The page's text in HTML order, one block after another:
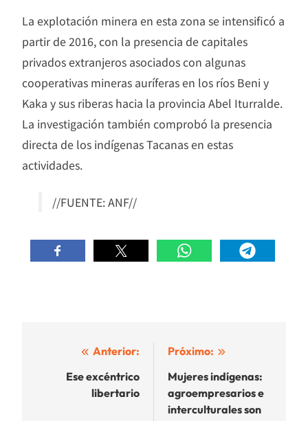
La explotación minera en esta zona se intensificó a
partir de 2016, con la presencia de capitales
privados extranjeros asociados con algunas
cooperativas mineras auríferas en los ríos Beni y
Kaka y sus riberas hacia la provincia Abel Iturralde.
La investigación también comprobó la presencia
directa de los indígenas Tacanas en estas
actividades.
//FUENTE: ANF//
Navegación
entradas
Anterior:
Ese excéntrico
libertario
Próximo:
Mujeres indígenas:
agroempresarios e
interculturales son